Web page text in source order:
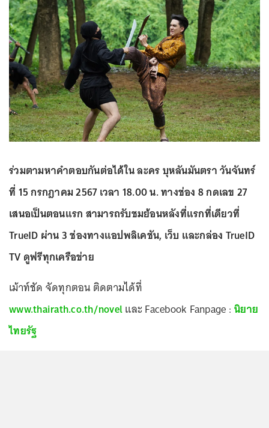
ร่วมตามหาคำตอบกันต่อได้ใน ละคร บุหลันมันตรา วันจันทร์
ที่ 15 กรกฎาคม 2567 เวลา 18.00 น. ทางช่อง 8 กดเลข 27
เสนอเป็นตอนแรก สามารถรับชมย้อนหลังที่แรกที่เดียวที่
TrueID ผ่าน 3 ช่องทางแอปพลิเคชัน, เว็บ และกล่อง TrueID
TV ดูฟรีทุกเครือข่าย
เม้าท์ชัด จัดทุกตอน ติดตามได้ที่
www.thairath.co.th/novelและ Facebook Fanpage : นิยาย
ไทยรัฐ